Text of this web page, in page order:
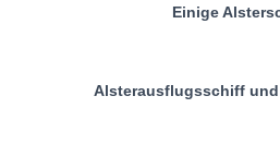
Einige
Alsterausflugsschiff und